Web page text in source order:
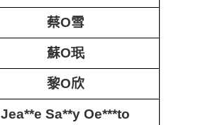
蔡O雪
蘇O珉
黎O欣
Jea**e Sa**y Oe***to